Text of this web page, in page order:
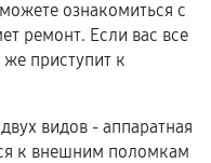
ознакомиться с
ремонт. Если вас все
же приступит к
видов - аппаратная
к внешним поломкам